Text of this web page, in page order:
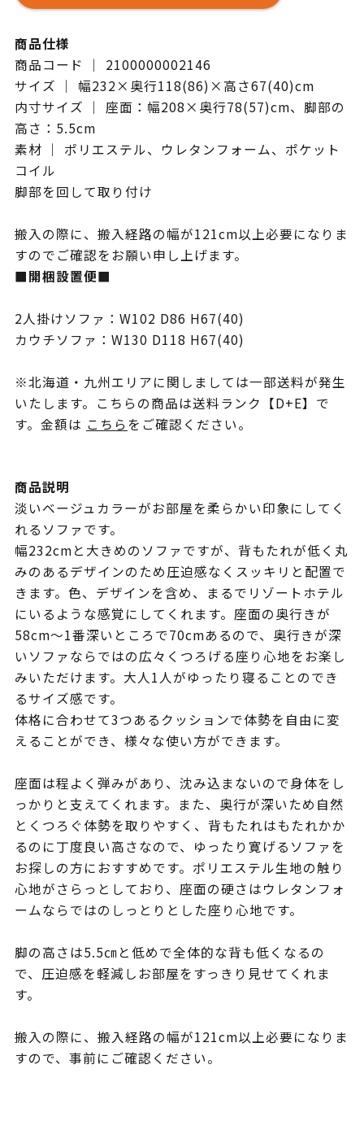
商品仕様
商品コード ｜ 2100000002146
サイズ ｜ 幅232×奥行118(86)×高さ67(40)cm
内寸サイズ ｜ 座面：幅208×奥行78(57)cm、脚部の
高さ：5.5cm
素材 ｜ ポリエステル、ウレタンフォーム、ポケット
コイル
脚部を回して取り付け
搬入の際に、搬入経路の幅が121cm以上必要になりま
すのでご確認をお願い申し上げます。
■開梱設置便■
2人掛けソファ：W102 D86 H67(40)
カウチソファ：W130 D118 H67(40)
※北海道・九州エリアに関しましては一部送料が発生
いたします。こちらの商品は送料ランク【D+E】で
す。金額は こちらをご確認ください。
商品説明
淡いベージュカラーがお部屋を柔らかい印象にしてく
れるソファです。
幅232cmと大きめのソファですが、背もたれが低く丸
みのあるデザインのため圧迫感なくスッキリと配置で
きます。色、デザインを含め、まるでリゾートホテル
にいるような感覚にしてくれます。座面の奥行きが
58cm～1番深いところで70cmあるので、奥行きが深
いソファならではの広々くつろげる座り心地をお楽し
みいただけます。大人1人がゆったり寝ることのでき
るサイズ感です。
体格に合わせて3つあるクッションで体勢を自由に変
えることができ、様々な使い方ができます。
座面は程よく弾みがあり、沈み込まないので身体をし
っかりと支えてくれます。また、奥行が深いため自然
とくつろぐ体勢を取りやすく、背もたれはもたれかか
るのに丁度良い高さなので、ゆったり寛げるソファを
お探しの方におすすめです。ポリエステル生地の触り
心地がさらっとしており、座面の硬さはウレタンフォ
ームならではのしっとりとした座り心地です。
脚の高さは5.5㎝と低めで全体的な背も低くなるの
で、圧迫感を軽減しお部屋をすっきり見せてくれま
す。
搬入の際に、搬入経路の幅が121cm以上必要になりま
すので、事前にご確認ください。